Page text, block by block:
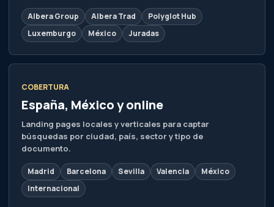
Madrid Barcelona Sevilla Valencia
México
Internacional
© 2026 Albera Traducciones. Todos los derechos reservados.
Privacidad CookiesAviso legalCondiciones